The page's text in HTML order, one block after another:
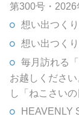
第300号・2026
想い出つく
想い出つく
毎月訪れる
お越しくださ
し「ねこさい
HEAVENLY